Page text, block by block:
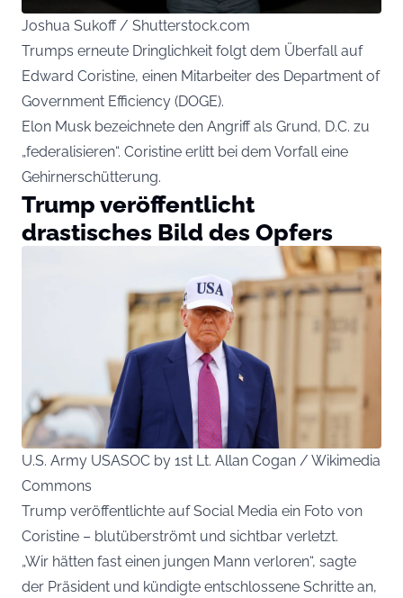
Joshua Sukoff / Shutterstock.com
Trumps erneute Dringlichkeit folgt dem Überfall auf
Edward Coristine, einen Mitarbeiter des Department of
Government Efficiency (DOGE).
Elon Musk bezeichnete den Angriff als Grund, D.C. zu
„federalisieren“. Coristine erlitt bei dem Vorfall eine
Gehirnerschütterung.
Trump veröffentlicht
drastisches Bild des Opfers
U.S. Army USASOC by 1st Lt. Allan Cogan / Wikimedia
Commons
Trump veröffentlichte auf Social Media ein Foto von
Coristine – blutüberströmt und sichtbar verletzt.
„Wir hätten fast einen jungen Mann verloren“, sagte
der Präsident und kündigte entschlossene Schritte an,